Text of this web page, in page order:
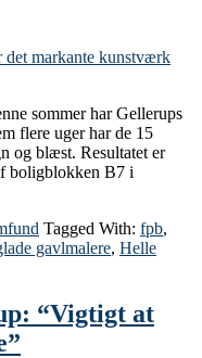
sommer har Gellerups
flere uger har de 15
og blæst. Resultatet er
boligblokken B7 i
Tagged With: fpb,
gavlmalere, Helle
“Vigtigt at